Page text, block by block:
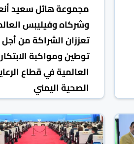
مجموعة هائل سعيد
وشركاه وفيليبس
تعززان الشراكة من أجل
توطين ومواكبة
العالمية في قطاع
الصحية اليمني
07 تشرين2/نوفمبر 2025